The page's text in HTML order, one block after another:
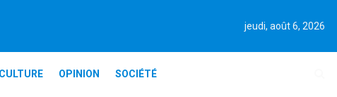
jeudi, août 6, 2026
CULTURE OPINION SOCIÉTÉ